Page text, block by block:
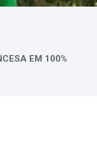
EM 100%